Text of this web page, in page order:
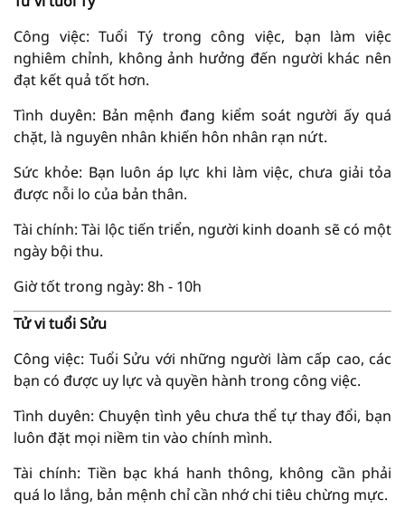
Công việc: Tuổi Tý trong công việc, bạn làm việc
nghiêm chỉnh, không ảnh hưởng đến người khác nên
đạt kết quả tốt hơn.
Tình duyên: Bản mệnh đang kiểm soát người ấy quá
chặt, là nguyên nhân khiến hôn nhân rạn nứt.
Sức khỏe: Bạn luôn áp lực khi làm việc, chưa giải tỏa
được nỗi lo của bản thân.
Tài chính: Tài lộc tiến triển, người kinh doanh sẽ có một
ngày bội thu.
Giờ tốt trong ngày: 8h - 10h
Tử vi tuổi Sửu
Công việc: Tuổi Sửu với những người làm cấp cao, các
bạn có được uy lực và quyền hành trong công việc.
Tình duyên: Chuyện tình yêu chưa thể tự thay đổi, bạn
luôn đặt mọi niềm tin vào chính mình.
Tài chính: Tiền bạc khá hanh thông, không cần phải
quá lo lắng, bản mệnh chỉ cần nhớ chi tiêu chừng mực.